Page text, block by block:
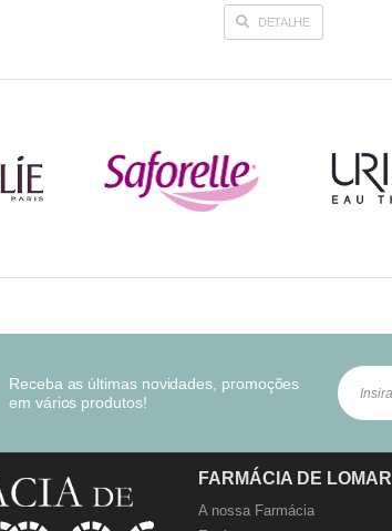
DETALHE
Receba as últimas novidades, promoções
em vários produtos!
FARMÁCIA DE LOMAR
A nossa Farmácia